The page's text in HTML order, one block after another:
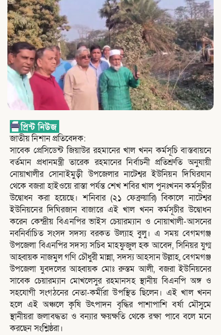
জাতীয় নিশান প্রতিবেদক:
সাবেক প্রেসিডেন্ট জিয়াউর রহমানের খাল খনন কর্মসূচি বাস্তবায়নে
বর্তমান প্রধানমন্ত্রী তারেক রহমানের নির্বাচনী প্রতিশ্রুতি অনুযায়ী
নোয়াখালীর সোনাইমুড়ী উপজেলার নাটেশ্বর ইউনিয়ন দিঘিরযান
থেকে বজরা হাইওয়ে রাস্তা পর্যন্ত শেখ শবির খাল পুনঃখনন কর্মসূচীর
উদ্বোধন করা হয়েছে। শনিবার (২১ ফেব্রুয়ারি) বিকালে নাটেশ্বর
ইউনিয়নের দিঘিরজান বাজারে এই খাল খনন কর্মসূচীর উদ্বোধন
করেন কেন্দ্রীয় বিএনপির ভাইস চেয়ারম্যান ও নোয়াখালী-আসনের
নবনির্বাচিত সংসদ সদস্য বরকত উল্যাহ বুলু। এ সময় বেগমগঞ্জ
উপজেলা বিএনপির সদস্য সচিব মাহফুজুল হক আবেদ, সিনিয়র যুগ্ম
আহ্বায়ক নাজমুল গণি চৌধুরী মান্না, সদস্য আহসান উল্লাহ, বেগমগঞ্জ
উপজেলা যুবদলের আহ্বায়ক মোঃ রুস্তম আলী, বজরা ইউনিয়নের
সাবেক চেয়ারম্যান মোখলেসুর রহমানসহ স্থানীয় বিএনপি অঙ্গ ও
সহযোগী সংগঠনের নেতা-কর্মীরা উপস্থিত ছিলেন। এই খাল খনন
হলে এই অঞ্চলে কৃষি উৎপাদন বৃদ্ধির পাশাপাশি বর্ষা মৌসুমে
স্থানীয়রা জলাবদ্ধতা ও বন্যার ক্ষয়ক্ষতি থেকে রক্ষা পাবে বলে মনে
করছেন সংশ্লিষ্ঠরা।